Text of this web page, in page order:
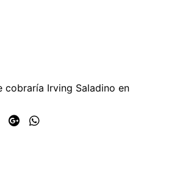
cobraría Irving Saladino en